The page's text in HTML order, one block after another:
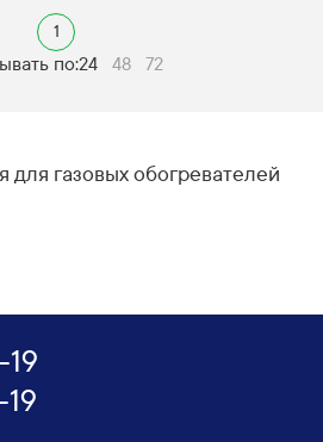
1
по:24 48 72
для газовых обогревателей